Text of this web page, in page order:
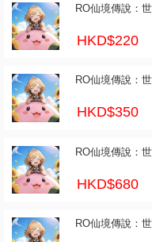
RO仙境傳說：
HKD$220
RO仙境傳說：
HKD$350
RO仙境傳說：
HKD$680
RO仙境傳說：